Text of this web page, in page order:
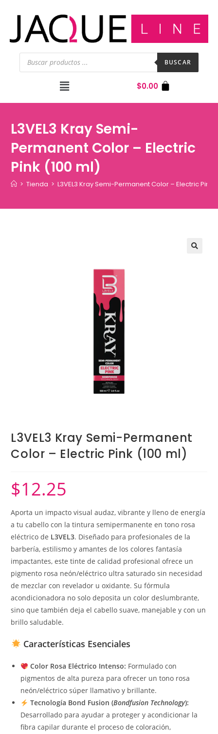
BUSCAR
$0.00
L3VEL3 Kray Semi-
Permanent Color – Electric
Pink (100 ml)
> Tienda > L3VEL3 Kray Semi-Permanent Color – Electric Pink
L3VEL3 Kray Semi-Permanent
Color – Electric Pink (100 ml)
$12.25
Aporta un impacto visual audaz, vibrante y lleno de energía
a tu cabello con la tintura semipermanente en tono rosa
eléctrico de L3VEL3. Diseñado para profesionales de la
barbería, estilismo y amantes de los colores fantasía
impactantes, este tinte de calidad profesional ofrece un
pigmento rosa neón/eléctrico ultra saturado sin necesidad
de mezclar con revelador u oxidante. Su fórmula
acondicionadora no solo deposita un color deslumbrante,
sino que también deja el cabello suave, manejable y con un
brillo saludable.
Características Esenciales
Color Rosa Eléctrico Intenso: Formulado con
pigmentos de alta pureza para ofrecer un tono rosa
neón/eléctrico súper llamativo y brillante.
Tecnología Bond Fusion (Bondfusion Technology):
Desarrollado para ayudar a proteger y acondicionar la
fibra capilar durante el proceso de coloración,